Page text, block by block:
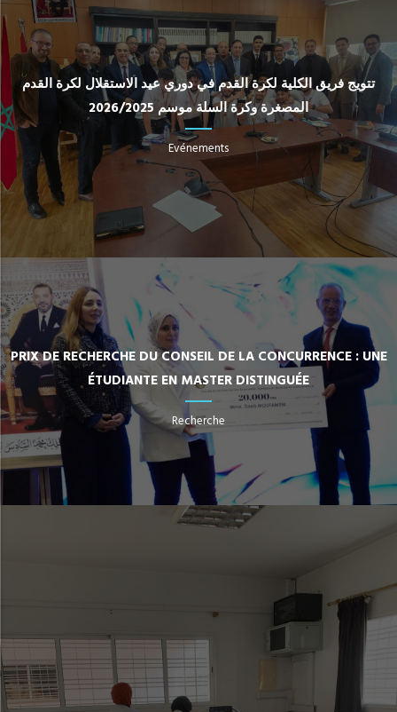
تتويج فريق الكلية لكرة القدم في دوري عيد الاستقلال لكرة القدم
المصغرة وكرة السلة موسم 2026/2025
Evénements
PRIX DE RECHERCHE DU CONSEIL DE LA CONCURRENCE : UNE
ÉTUDIANTE EN MASTER DISTINGUÉE
Recherche